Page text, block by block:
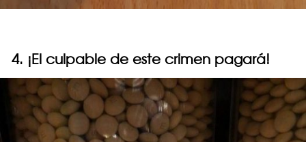
4. ¡El culpable de este crimen pagará!